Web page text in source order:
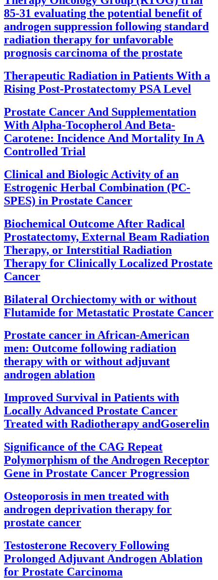
85-31 evaluating the potential benefit of
androgen suppression following standard
radiation therapy for unfavorable
prognosis carcinoma of the prostate
Therapeutic Radiation in Patients With a
Rising Post-Prostatectomy PSA Level
Prostate Cancer And Supplementation
With Alpha-Tocopherol And Beta-
Carotene: Incidence And Mortality In A
Controlled Trial
Clinical and Biologic Activity of an
Estrogenic Herbal Combination (PC-
SPES) in Prostate Cancer
Biochemical Outcome After Radical
Prostatectomy, External Beam Radiation
Therapy, or Interstitial Radiation
Therapy for Clinically Localized Prostate
Cancer
Bilateral Orchiectomy with or without
Flutamide for Metastatic Prostate Cancer
Prostate cancer in African-American
men: Outcome following radiation
therapy with or without adjuvant
androgen ablation
Improved Survival in Patients with
Locally Advanced Prostate Cancer
Treated with Radiotherapy andGoserelin
Significance of the CAG Repeat
Polymorphism of the Androgen Receptor
Gene in Prostate Cancer Progression
Osteoporosis in men treated with
androgen deprivation therapy for
prostate cancer
Testosterone Recovery Following
Prolonged Adjuvant Androgen Ablation
for Prostate Carcinoma